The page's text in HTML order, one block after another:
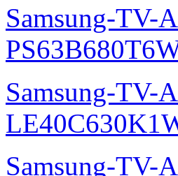
Samsung-TV-
Samsung-TV-
Samsung-TV-